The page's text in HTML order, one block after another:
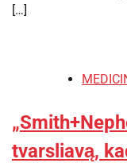
[…]
tvarsliavą,